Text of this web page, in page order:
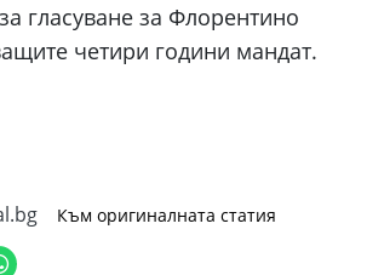
гласуване за Флорентино
четири години мандат.
Към оригиналната статия